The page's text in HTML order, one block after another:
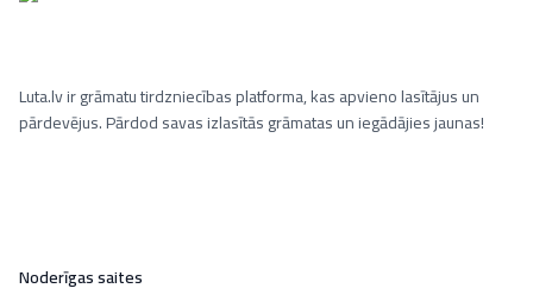
Luta.lv ir grāmatu tirdzniecības platforma, kas apvieno lasītājus un
pārdevējus. Pārdod savas izlasītās grāmatas un iegādājies jaunas!
Noderīgas saites